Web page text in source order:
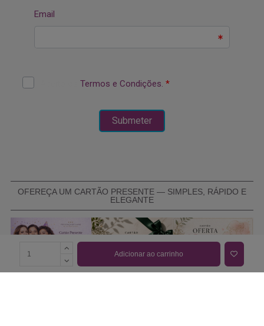
Adicionar ao carrinho
OFEREÇA UM CARTÃO PRESENTE — SIMPLES, RÁPIDO E
ELEGANTE